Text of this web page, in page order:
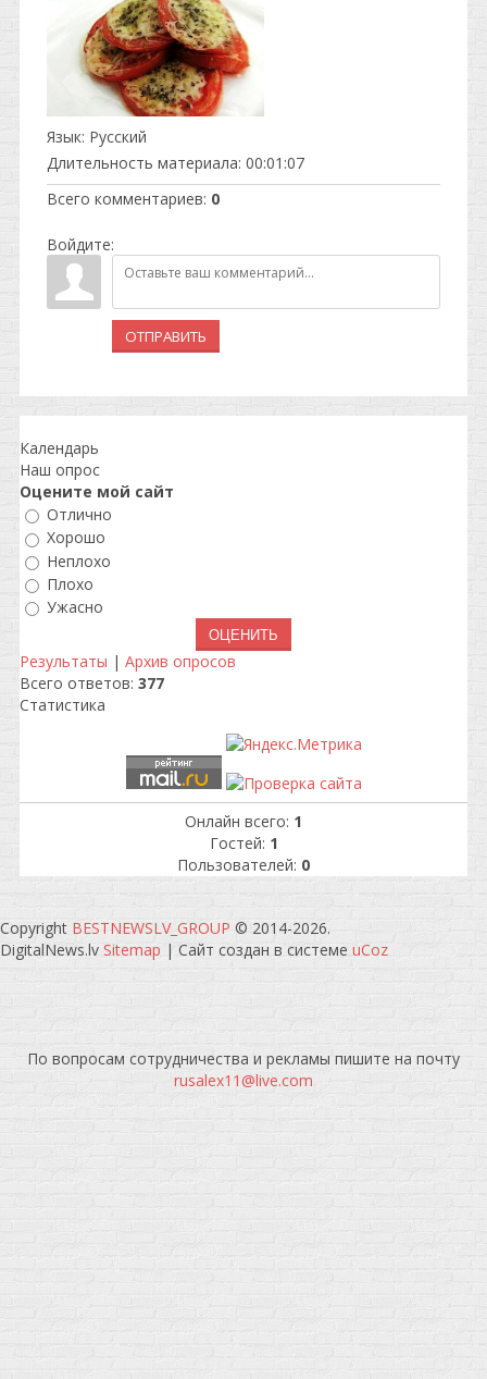
Язык: Русский
Длительность материала: 00:01:07
Всего комментариев: 0
Войдите:
ОТПРАВИТЬ
Календарь
Наш опрос
Оцените мой сайт
Отлично
Хорошо
Неплохо
Плохо
Ужасно
Результаты | Архив опросов
Всего ответов: 377
Статистика
Онлайн всего: 1
Гостей: 1
Пользователей: 0
Copyright BESTNEWSLV_GROUP © 2014-2026.
DigitalNews.lv Sitemap | Сайт создан в системе uCoz
По вопросам сотрудничества и рекламы пишите на почту
rusalex11@live.com